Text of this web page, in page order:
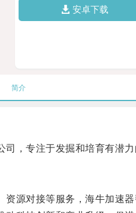
安卓下载
简介
，专注于发掘和培育有潜力
对接等服务，海牛加速器